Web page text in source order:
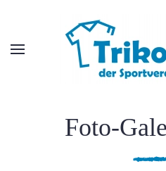
Skip to main content
Foto-